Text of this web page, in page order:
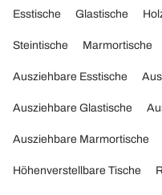
Esstische Glastische
Steintische Marmortische
Ausziehbare Esstische
Ausziehbare Glastische
Ausziehbare Marmortische
Höhenverstellbare Tische